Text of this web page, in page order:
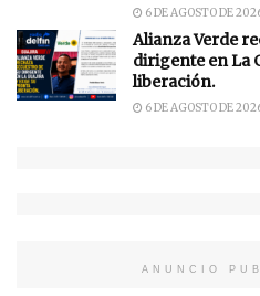
6 DE AGOSTO DE
Alianza Verde
dirigente en La
liberación.
6 DE AGOSTO DE
ANUNCIO